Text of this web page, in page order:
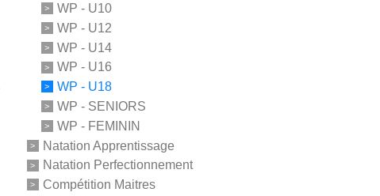
WP - U10
WP - U12
WP - U14
WP - U16
WP - U18
WP - SENIORS
WP - FEMININ
Natation Apprentissage
Natation Perfectionnement
Compétition Maitres